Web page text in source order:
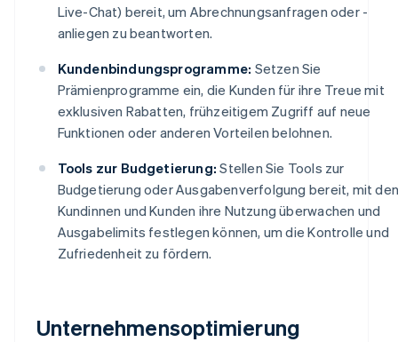
Live-Chat) bereit, um Abrechnungsanfragen oder -
anliegen zu beantworten.
Kundenbindungsprogramme: Setzen Sie
Prämienprogramme ein, die Kunden für ihre Treue mit
exklusiven Rabatten, frühzeitigem Zugriff auf neue
Funktionen oder anderen Vorteilen belohnen.
Tools zur Budgetierung: Stellen Sie Tools zur
Budgetierung oder Ausgabenverfolgung bereit, mit
Kundinnen und Kunden ihre Nutzung überwachen und
Ausgabelimits festlegen können, um die Kontrolle und
Zufriedenheit zu fördern.
Unternehmensoptimierung